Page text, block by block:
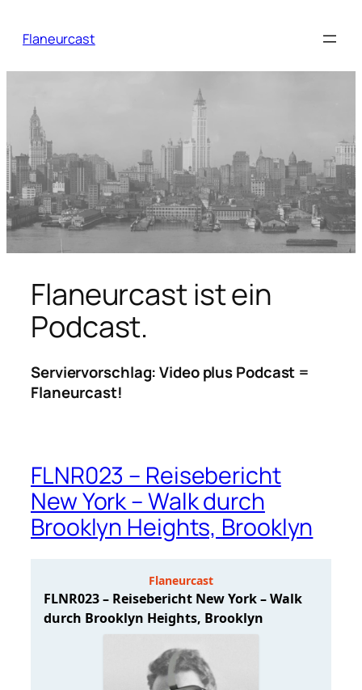
Inhalt
Flaneurcast
Flaneurcast ist ein
Podcast.
Serviervorschlag: Video plus Podcast =
Flaneurcast!
FLNR023 – Reisebericht
New York – Walk durch
Brooklyn Heights, Brooklyn